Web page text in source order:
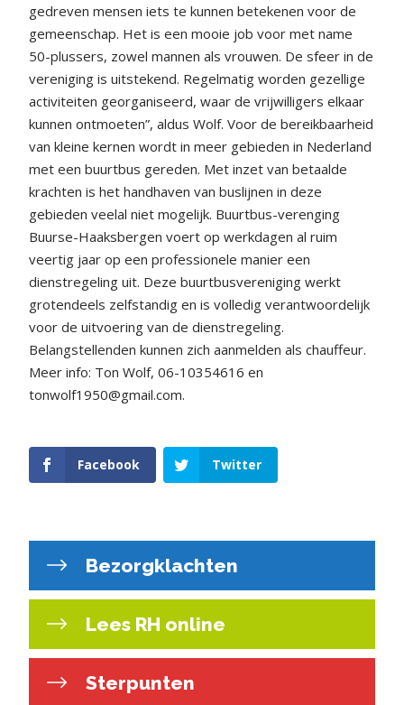
gedreven mensen iets te kunnen betekenen voor de
gemeenschap. Het is een mooie job voor met name
50-plussers, zowel mannen als vrouwen. De sfeer in de
vereniging is uitstekend. Regelmatig worden gezellige
activiteiten georganiseerd, waar de vrijwilligers elkaar
kunnen ontmoeten”, aldus Wolf. Voor de bereikbaarheid
van kleine kernen wordt in meer gebieden in Nederland
met een buurtbus gereden. Met inzet van betaalde
krachten is het handhaven van buslijnen in deze
gebieden veelal niet mogelijk. Buurtbus-verenging
Buurse-Haaksbergen voert op werkdagen al ruim
veertig jaar op een professionele manier een
dienstregeling uit. Deze buurtbusvereniging werkt
grotendeels zelfstandig en is volledig verantwoordelijk
voor de uitvoering van de dienstregeling.
Belangstellenden kunnen zich aanmelden als chauffeur.
Meer info: Ton Wolf, 06-10354616 en
tonwolf1950@gmail.com.
Facebook Twitter
Bezorgklachten
Lees RH online
Sterpunten